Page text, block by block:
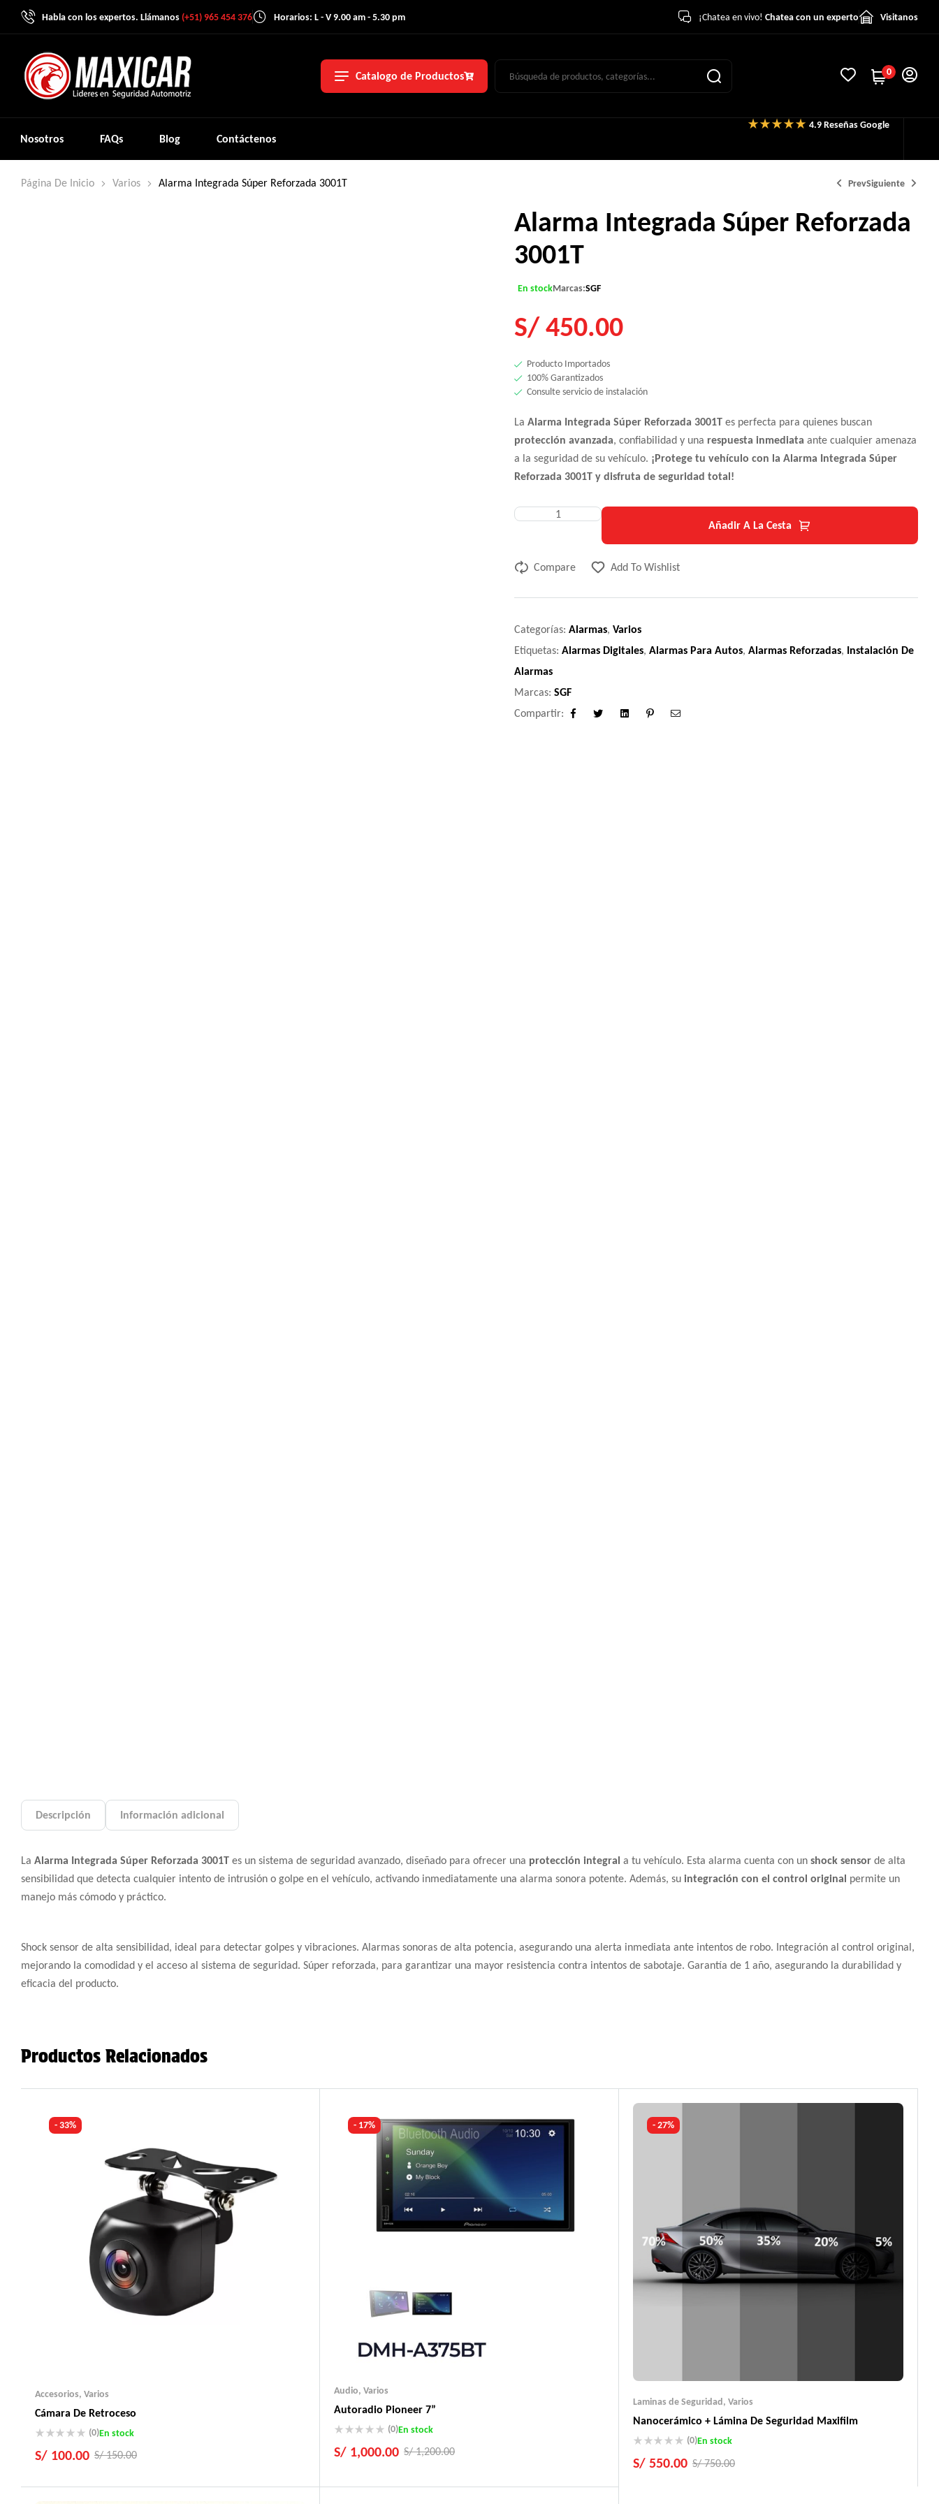
Habla con los expertos. Llámanos(+51) 965 454 376 Horarios: L - V 9.00 am - 5.30 pm ¡Chatea en vivo! Chatea con un experto Visitanos
Catalogo de Productos 0
Nosotros FAQs Blog Contáctenos
4.9 Reseñas Google
Página De Inicio Varios Alarma Integrada Súper Reforzada 3001T PrevSiguiente
Alarma Integrada Súper Reforzada
3001T
En stockMarcas:SGF
S/450.00
Producto Importados
100% Garantizados
Consulte servicio de instalación
LaAlarma Integrada Súper Reforzada 3001T es perfecta para quienes buscan
protección avanzada, confiabilidad y una respuesta inmediata ante cualquier amenaza
a la seguridad de su vehículo. ¡Protege tu vehículo con la Alarma Integrada Súper
Reforzada 3001T y disfruta de seguridad total!
Añadir A La Cesta
Compare Add To Wishlist
Categorías:Alarmas,Varios
Etiquetas:Alarmas Digitales,Alarmas Para Autos,Alarmas Reforzadas, Instalación De
Alarmas
Marcas:SGF
Compartir:
Descripción Información adicional
La Alarma Integrada Súper Reforzada 3001T es un sistema de seguridad avanzado, diseñado para ofrecer una protección integral a tu vehículo. Esta alarma cuenta con un shock sensor de alta
sensibilidad que detecta cualquier intento de intrusión o golpe en el vehículo, activando inmediatamente una alarma sonora potente. Además, su integración con el control original permite un
manejo más cómodo y práctico.
Shock sensor de alta sensibilidad, ideal para detectar golpes y vibraciones. Alarmas sonoras de alta potencia, asegurando una alerta inmediata ante intentos de robo. Integración al control original,
mejorando la comodidad y el acceso al sistema de seguridad. Súper reforzada, para garantizar una mayor resistencia contra intentos de sabotaje. Garantía de 1 año, asegurando la durabilidad y
eficacia del producto.
Productos Relacionados
- 33%
Accesorios, Varios
Cámara De Retroceso
(0)En stock
S/150.00
S/ 100.00
- 17%
Audio, Varios
Autoradio Pioneer 7”
(0)En stock
S/1,200.00
S/ 1,000.00
100% Garantizados
- 27%
Laminas de Seguridad, Varios
Nanocerámico + Lámina De Seguridad Maxifilm
(0)En stock
S/750.00
S/ 550.00